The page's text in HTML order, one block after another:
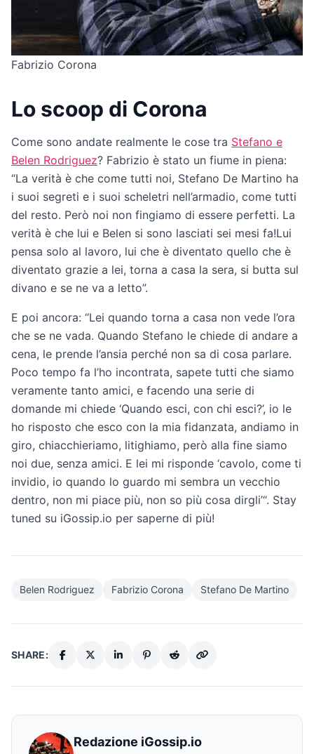
Fabrizio Corona
Lo scoop di Corona
Come sono andate realmente le cose tra Stefano e
Belen Rodriguez? Fabrizio è stato un fiume in piena:
“La verità è che come tutti noi, Stefano De Martino ha
i suoi segreti e i suoi scheletri nell’armadio, come tutti
del resto. Però noi non fingiamo di essere perfetti. La
verità è che lui e Belen si sono lasciati sei mesi fa!Lui
pensa solo al lavoro, lui che è diventato quello che è
diventato grazie a lei, torna a casa la sera, si butta sul
divano e se ne va a letto”.
E poi ancora: “Lei quando torna a casa non vede l’ora
che se ne vada. Quando Stefano le chiede di andare a
cena, le prende l’ansia perché non sa di cosa parlare.
Poco tempo fa l’ho incontrata, sapete tutti che siamo
veramente tanto amici, e facendo una serie di
domande mi chiede ‘Quando esci, con chi esci?’, io le
ho risposto che esco con la mia fidanzata, andiamo in
giro, chiacchieriamo, litighiamo, però alla fine siamo
noi due, senza amici. E lei mi risponde ‘cavolo, come ti
invidio, io quando lo guardo mi sembra un vecchio
dentro, non mi piace più, non so più cosa dirgli’“. Stay
tuned su iGossip.io per saperne di più!
Belen Rodriguez Fabrizio Corona Stefano De Martino
SHARE:
Redazione iGossip.io